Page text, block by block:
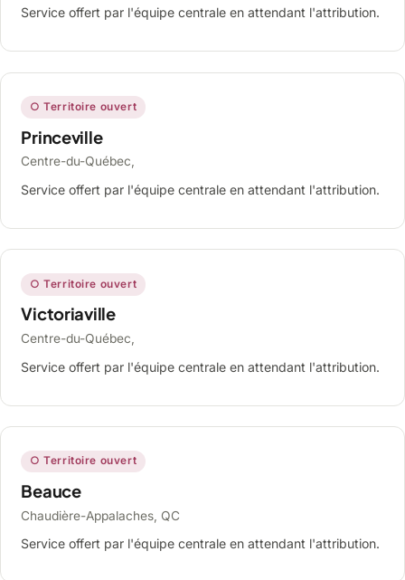
Service offert par l'équipe centrale en attendant l'attribution.
○ Territoire ouvert
Princeville
Centre-du-Québec,
Service offert par l'équipe centrale en attendant l'attribution.
○ Territoire ouvert
Victoriaville
Centre-du-Québec,
Service offert par l'équipe centrale en attendant l'attribution.
○ Territoire ouvert
Beauce
Chaudière-Appalaches, QC
Service offert par l'équipe centrale en attendant l'attribution.